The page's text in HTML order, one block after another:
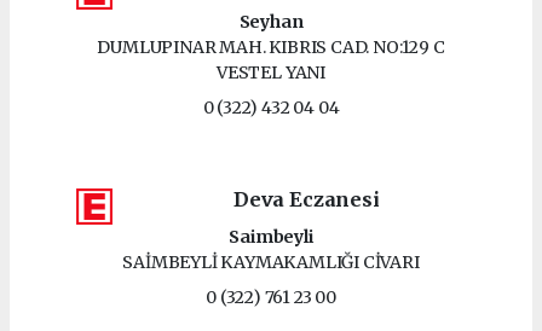
Seyhan
DUMLUPINAR MAH. KIBRIS CAD. NO:129 C
VESTEL YANI
0 (322) 432 04 04
Deva Eczanesi
Saimbeyli
SAİMBEYLİ KAYMAKAMLIĞI CİVARI
0 (322) 761 23 00